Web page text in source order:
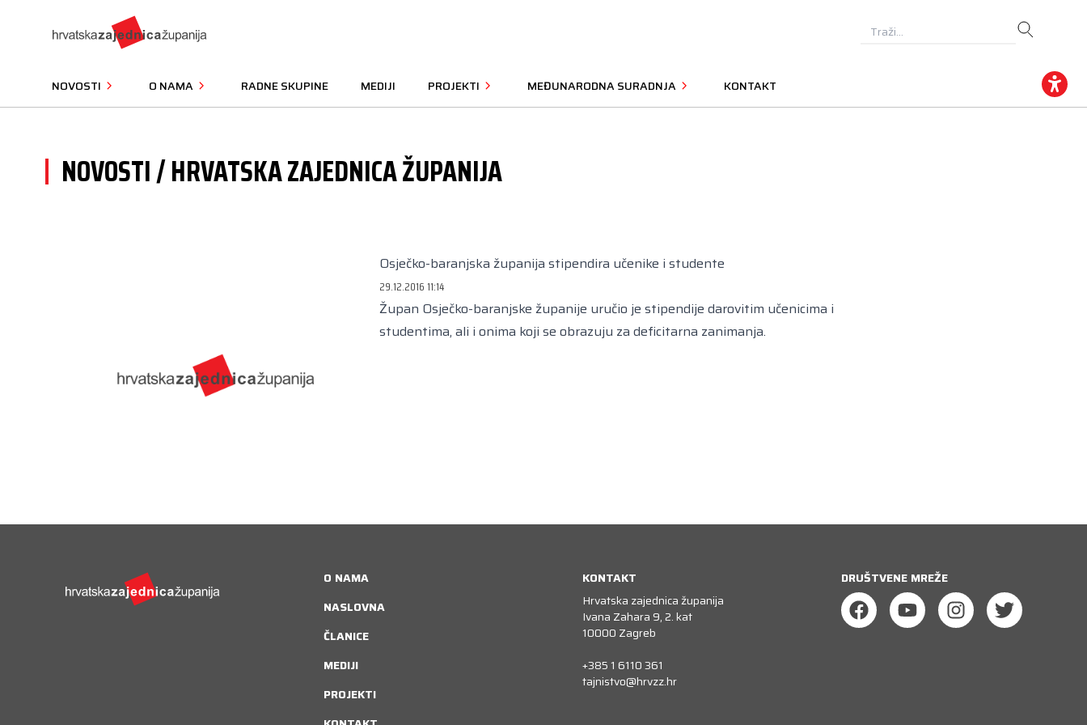
NOVOSTI O NAMA RADNE SKUPINE MEDIJI PROJEKTI MEĐUNARODNA SURADNJA KONTAKT
NOVOSTI / HRVATSKA ZAJEDNICA ŽUPANIJA
Osječko-baranjska županija stipendira učenike i studente
29.12.2016 11:14
Župan Osječko-baranjske županije uručio je stipendije darovitim učenicima i
studentima, ali i onima koji se obrazuju za deficitarna zanimanja.
O NAMA
NASLOVNA
ČLANICE
MEDIJI
PROJEKTI
KONTAKT
Hrvatska zajednica županija
Ivana Zahara 9, 2. kat
10000 Zagreb
+385 1 6110 361
tajnistvo@hrvzz.hr
DRUŠTVENE MREŽE